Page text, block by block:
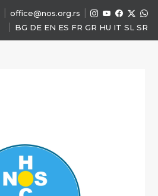
office@nos.org.rs
BG DE EN ES FR GR HU IT SL SR